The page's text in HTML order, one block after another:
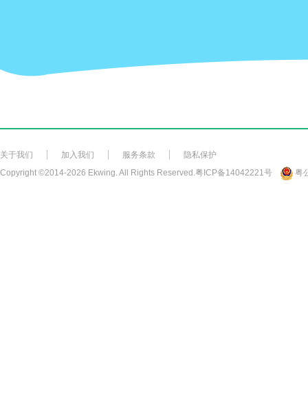
关于我们 加入我们 服务条款
隐私保护
Copyright ©2014-2026 Ekwing. All Rights Reserved.粤ICP备14042221号 粤